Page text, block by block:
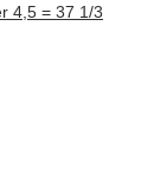
4,5 = 37 1/3